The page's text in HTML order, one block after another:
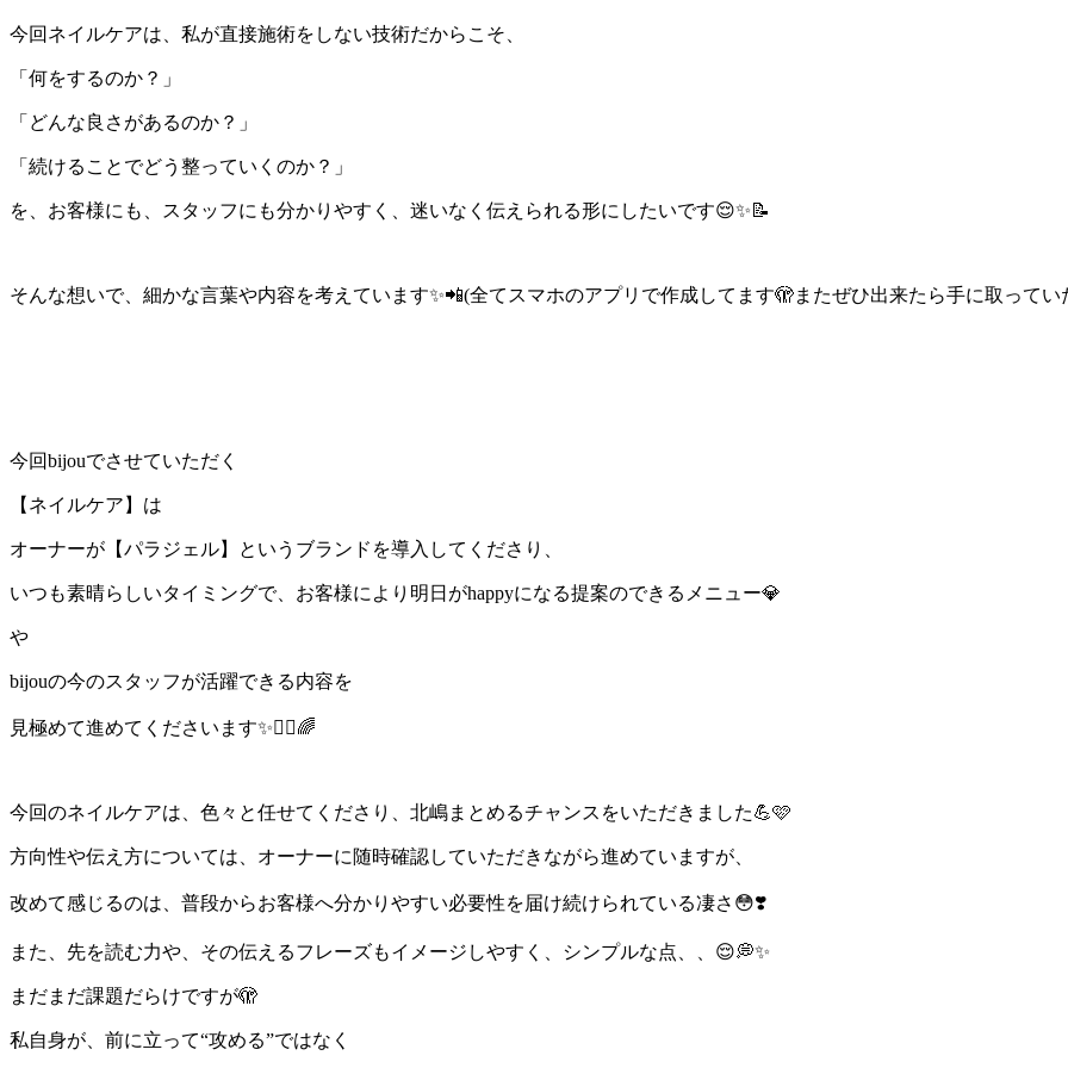
今回ネイルケアは、 私が直接施術をしない技術だからこそ、
「何をするのか？」
「どんな良さがあるのか？」
「続けることでどう整っていくのか？」
を、お客様にも、スタッフにも分かりやすく、迷いなく伝えられる形にしたいです😌✨📝
そんな想いで、細かな言葉や内容を考えています✨📲(全てスマホのアプリで作成してます🫣またぜひ出来たら手に取って
今回bijouでさせていただく
【ネイルケア】は
オーナーが【パラジェル】というブランドを導入してくださり、
いつも素晴らしいタイミングで、 お客様により明日がhappyになる提案のできるメニュー💎
や
bijouの今のスタッフが活躍できる内容を
見極めて進めてくださいます✨🙇‍♀️🌈
今回のネイルケアは、色々と任せてくださり、 北嶋まとめるチャンスをいただきました💪🩷
方向性や伝え方については、オーナーに随時確認していただきながら進めていますが、
改めて感じるのは、普段からお客様へ分かりやすい必要性を届け続けられている凄さ😳❣️
また、先を読む力や、その伝えるフレーズもイメージしやすく、シンプルな点、、😌💭✨
まだまだ課題だらけですが🫣
私自身が、前に立って“攻める”ではなく